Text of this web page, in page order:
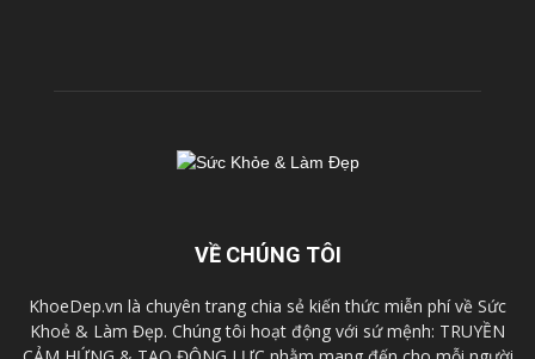
VỀ CHÚNG TÔI
KhoeDep.vn là chuyên trang chia sẻ kiến thức miễn phí về Sức
Khoẻ & Làm Đẹp. Chúng tôi hoạt động với sứ mệnh: TRUYỀN